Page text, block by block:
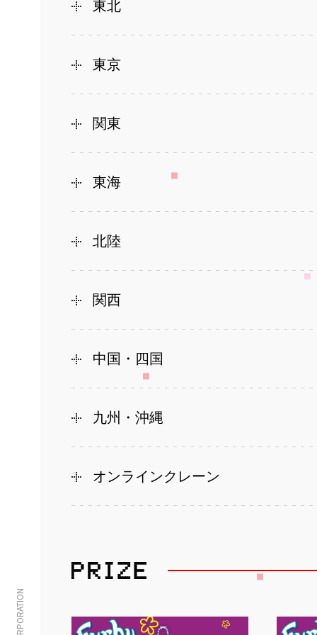
東北
東京
関東
東海
北陸
関西
中国・四国
九州・沖縄
オンラインクレーン